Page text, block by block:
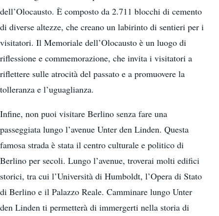
dell’Olocausto. È composto da 2.711 blocchi di cemento
di diverse altezze, che creano un labirinto di sentieri per i
visitatori. Il Memoriale dell’Olocausto è un luogo di
riflessione e commemorazione, che invita i visitatori a
riflettere sulle atrocità del passato e a promuovere la
tolleranza e l’uguaglianza.
Infine, non puoi visitare Berlino senza fare una
passeggiata lungo l’avenue Unter den Linden. Questa
famosa strada è stata il centro culturale e politico di
Berlino per secoli. Lungo l’avenue, troverai molti edifici
storici, tra cui l’Università di Humboldt, l’Opera di Stato
di Berlino e il Palazzo Reale. Camminare lungo Unter
den Linden ti permetterà di immergerti nella storia di